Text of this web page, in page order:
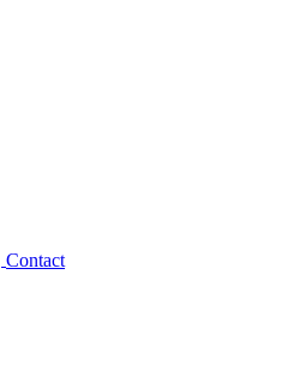
Contact